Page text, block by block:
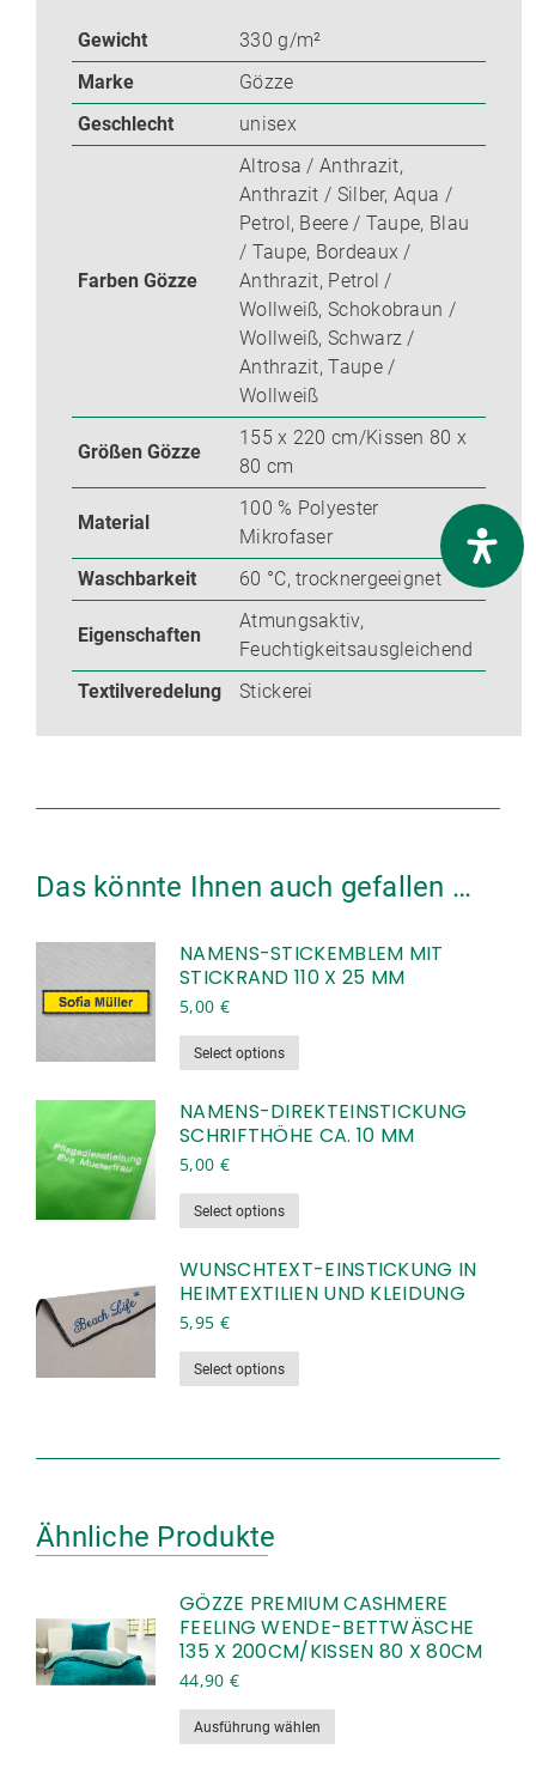
Gewicht
330 g/m²
Marke
Gözze
Geschlecht
unisex
Farben Gözze
Altrosa / Anthrazit,
Anthrazit / Silber, Aqua /
Petrol, Beere / Taupe, Blau
/ Taupe, Bordeaux /
Anthrazit, Petrol /
Wollweiß, Schokobraun /
Wollweiß, Schwarz /
Anthrazit, Taupe /
Wollweiß
Größen Gözze
155 x 220 cm/Kissen 80 x
80 cm
Material
100 % Polyester
Mikrofaser
Waschbarkeit
60 °C, trocknergeeignet
Eigenschaften
Atmungsaktiv,
Feuchtigkeitsausgleichend
Textilveredelung
Stickerei
Das könnte Ihnen auch gefallen …
NAMENS-STICKEMBLEM MIT
STICKRAND 110 X 25 MM
5,00 €
Select options
Produkt
weist
mehrere
auf.
können
auf
gewählt
NAMENS-DIREKTEINSTICKUNG
SCHRIFTHÖHE CA. 10 MM
5,00 €
Select options
Produkt
weist
mehrere
auf.
auf
WUNSCHTEXT-EINSTICKUNG IN
HEIMTEXTILIEN UND KLEIDUNG
5,95 €
Select options
Produkt
können
auf
der
gewählt
werden
Ähnliche Produkte
GÖZZE PREMIUM CASHMERE
FEELING WENDE-BETTWÄSCHE
135 X 200CM/KISSEN 80 X 80CM
44,90 €
Ausführung wählen
Produkt